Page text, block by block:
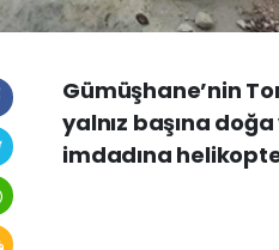
Gümüşhane’nin
yalnız başına
imdadına